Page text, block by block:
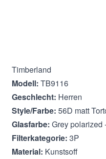
Timberland
Modell: TB9116
Geschlecht: Herren
Style/Farbe: 56D matt
Glasfarbe: Grey polarized
Filterkategorie: 3P
Material: Kunstsoff